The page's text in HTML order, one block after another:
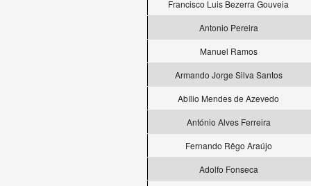
Francisco Luis Bezerra Gouveia
Antonio Pereira
Manuel Ramos
Armando Jorge Silva Santos
Abílio Mendes de Azevedo
António Alves Ferreira
Fernando Rêgo Araújo
Adolfo Fonseca